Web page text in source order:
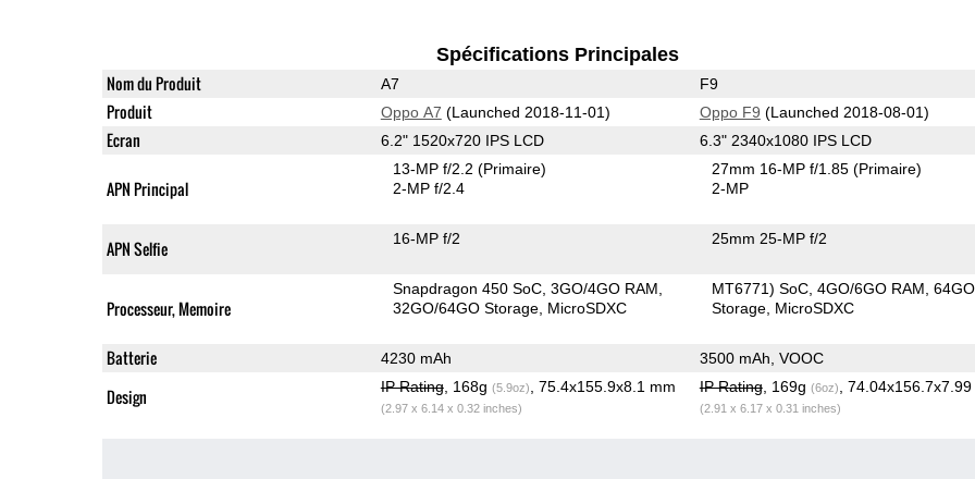
Spécifications Principales
Nom du Produit A7 F9
Produit Oppo A7 (Launched 2018-11-01) Oppo F9 (Launched 2018-08-01)
Ecran 6.2" 1520x720 IPS LCD 6.3" 2340x1080 IPS LCD
APN Principal
13-MP f/2.2(Primaire)
2-MP f/2.4
27mm 16-MP f/1.85(Primaire)
2-MP
APN Selfie 16-MP f/2 25mm 25-MP f/2
Processeur, Memoire
Snapdragon 450 SoC 3GO/4GO RAM
32GO/64GO Storage MicroSDXC
MT6771) SoC 4GO/6GO RAM 64GO
Storage MicroSDXC
Batterie 4230 mAh 3500 mAh, VOOC
Design IP Rating, 168g (5.9oz) , 75.4x155.9x8.1 mm
(2.97 x 6.14 x 0.32 inches)
IP Rating, 169g (6oz) ,
(2.91 x 6.17 x 0.31 inches)